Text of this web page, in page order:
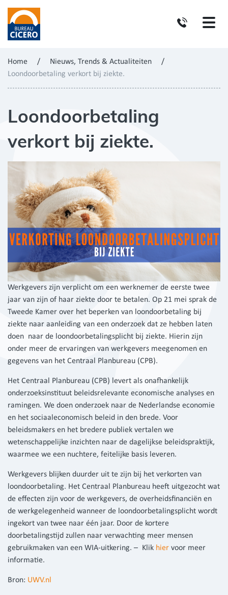
Home / Nieuws, Trends & Actualiteiten
/
Loondoorbetaling verkort bij ziekte.
Loondoorbetaling
verkort bij ziekte.
Werkgevers zijn verplicht om een werknemer de eerste twee
jaar van zijn of haar ziekte door te betalen. Op 21 mei sprak de
Tweede Kamer over het beperken van loondoorbetaling bij
ziekte naar aanleiding van een onderzoek dat ze hebben laten
doen naar de loondoorbetalingsplicht bij ziekte. Hierin zijn
onder meer de ervaringen van werkgevers meegenomen en
gegevens van het Centraal Planbureau (CPB).
Het Centraal Planbureau (CPB) levert als onafhankelijk
onderzoeksinstituut beleidsrelevante economische analyses en
ramingen. We doen onderzoek naar de Nederlandse economie
en het sociaaleconomisch beleid in den brede. Voor
beleidsmakers en het bredere publiek vertalen we
wetenschappelijke inzichten naar de dagelijkse beleidspraktijk,
waarmee we een nuchtere, feitelijke basis leveren.
Werkgevers blijken duurder uit te zijn bij het verkorten van
loondoorbetaling. Het Centraal Planbureau heeft uitgezocht wat
de effecten zijn voor de werkgevers, de overheidsfinanciën en
de werkgelegenheid wanneer de loondoorbetalingsplicht wordt
ingekort van twee naar één jaar. Door de kortere
doorbetalingstijd zullen naar verwachting meer mensen
gebruikmaken van een WIA-uitkering. – Klik hier voor meer
informatie.
Bron: UWV.nl